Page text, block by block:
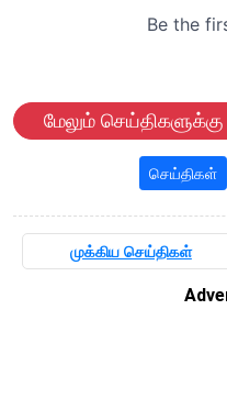
மேலும்
செய்திகள்
முக்கிய செய்திகள்